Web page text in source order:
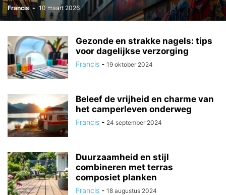
Francis - 10 maart 2026
Gezonde en strakke nagels: tips
voor dagelijkse verzorging
Francis - 19 oktober 2024
Beleef de vrijheid en charme van
het camperleven onderweg
Francis - 24 september 2024
Duurzaamheid en stijl
combineren met terras
composiet planken
Francis - 18 augustus 2024